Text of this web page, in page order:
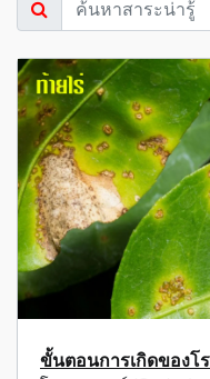
ขั้นตอนการเกิดของโ